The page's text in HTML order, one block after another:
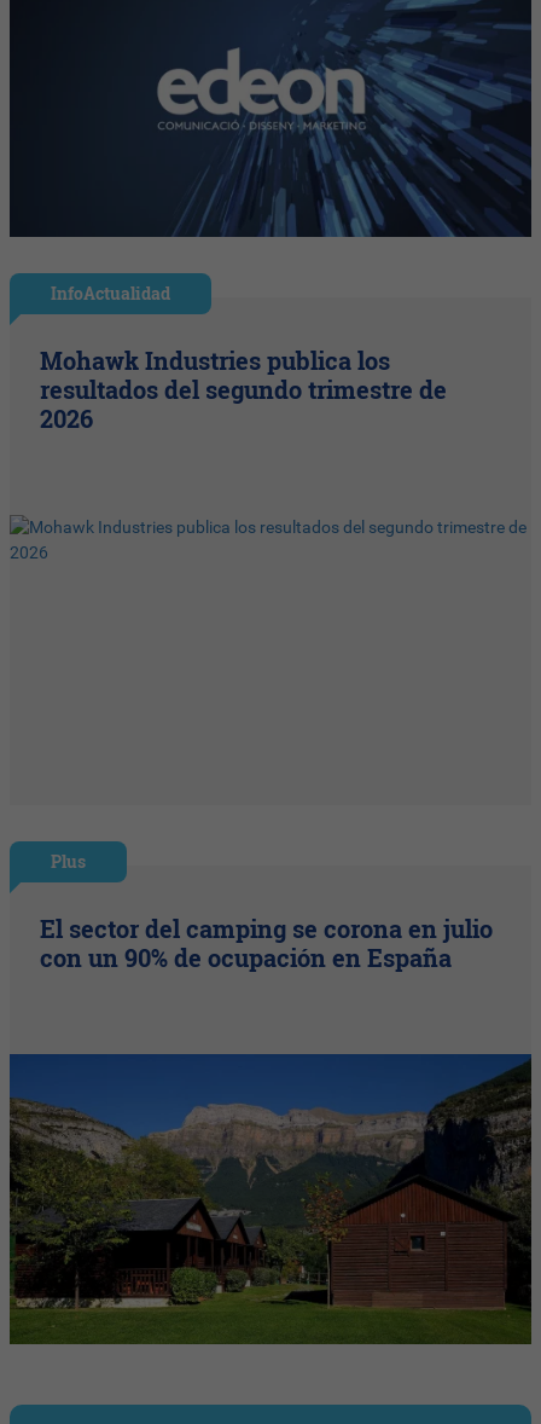
InfoActualidad
Mohawk Industries publica los
resultados del segundo trimestre de
2026
Plus
El sector del camping se corona en julio
con un 90% de ocupación en España